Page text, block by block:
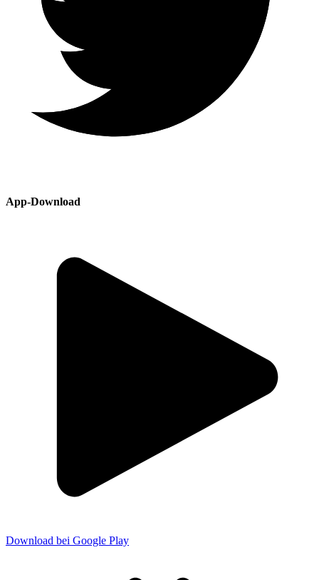
App-Download
Download bei Google Play